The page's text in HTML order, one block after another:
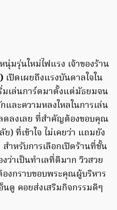
นุ่มรุ่นใหม่ไฟแรง เจ้าของร้าน
เปิดเผยถึงแรงบันดาลใจใน
มเล่นการ์ดมาตั้งแต่มัธยมจน
ละความหลงใหลในการเล่น
ดลงเลย ที่สำคัญต้องขอบคุณ
ที่เข้าใจ ไม่เคยว่า แถมยัง
หรับการเลือกเปิดร้านที่ชั้น
ว่าเป็นทำเลที่ดีมาก วิวสวย
งกราบขอบพระคุณผู้บริหาร
ดู คอยส่งเสริมกิจกรรมดีๆ